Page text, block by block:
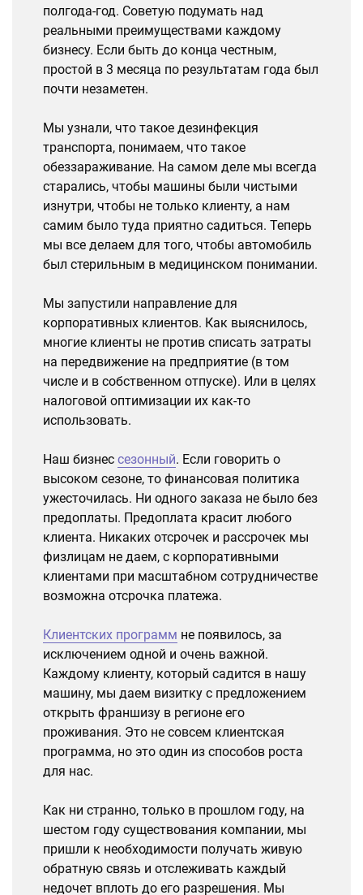
полгода-год. Советую подумать над
реальными преимуществами каждому
бизнесу. Если быть до конца честным,
простой в 3 месяца по результатам года был
почти незаметен.
Мы узнали, что такое дезинфекция
транспорта, понимаем, что такое
обеззараживание. На самом деле мы всегда
старались, чтобы машины были чистыми
изнутри, чтобы не только клиенту, а нам
самим было туда приятно садиться. Теперь
мы все делаем для того, чтобы автомобиль
был стерильным в медицинском понимании.
Мы запустили направление для
корпоративных клиентов. Как выяснилось,
многие клиенты не против списать затраты
на передвижение на предприятие (в том
числе и в собственном отпуске). Или в целях
налоговой оптимизации их как-то
использовать.
Наш бизнес сезонный. Если говорить о
высоком сезоне, то финансовая политика
ужесточилась. Ни одного заказа не было без
предоплаты. Предоплата красит любого
клиента. Никаких отсрочек и рассрочек мы
физлицам не даем, с корпоративными
клиентами при масштабном сотрудничестве
возможна отсрочка платежа.
Клиентских программ не появилось, за
исключением одной и очень важной.
Каждому клиенту, который садится в нашу
машину, мы даем визитку с предложением
открыть франшизу в регионе его
проживания. Это не совсем клиентская
программа, но это один из способов роста
для нас.
Как ни странно, только в прошлом году, на
шестом году существования компании, мы
пришли к необходимости получать живую
обратную связь и отслеживать каждый
недочет вплоть до его разрешения. Мы